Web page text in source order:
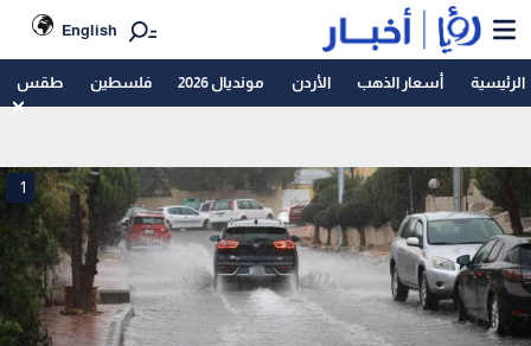
English
الرئيسية أسعار الذهب الأردن مونديال 2026 فلسطين طقس
1